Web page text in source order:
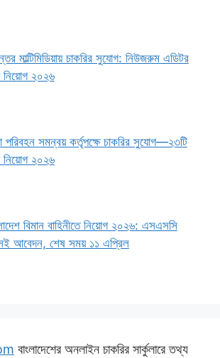
মাল্টিমিডিয়ায় চাকরির সুযোগ: নিউজরুম এডিটর
নিয়োগ ২০২৬
পরিবহন সমন্বয় কর্তৃপক্ষে চাকরির সুযোগ—২৩টি
নিয়োগ ২০২৬
বিমান বাহিনীতে নিয়োগ ২০২৬: এসএসসি
আবেদন, শেষ সময় ১১ এপ্রিল
বাংলাদেশের অনলাইন চাকরির সার্কুলারে তথ্য